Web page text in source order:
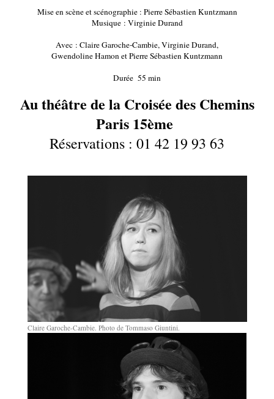
Mise en scène et scénographie : Pierre Sébastien Kuntzmann
Musique : Virginie Durand
Avec : Claire Garoche-Cambie, Virginie Durand,
Gwendoline Hamon et Pierre Sébastien Kuntzmann
Durée 55 min
Au théâtre de la Croisée des Chemins
Paris 15ème
Réservations : 01 42 19 93 63
Claire Garoche-Cambie. Photo de Tommaso Giuntini.